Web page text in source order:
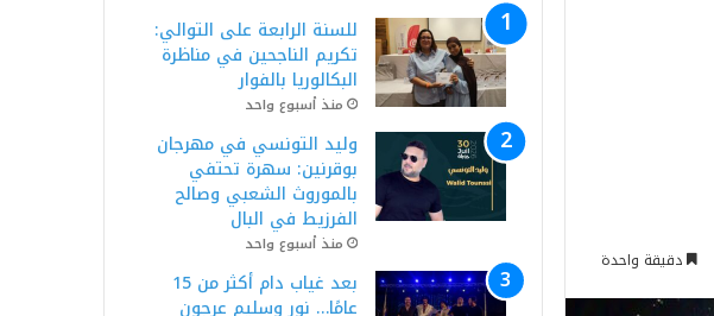
دقيقة واحدة
للسنة الرابعة على التوالي:
تكريم الناجحين في مناظرة
البكالوريا بالفوار
منذ أسبوع واحد
وليد التونسي في مهرجان
بوقرنين: سهرة تحتفي
بالموروث الشعبي وصالح
الفرزيط في البال
منذ أسبوع واحد
بعد غياب دام أكثر من 15
عامًا… نور وسليم عرجون